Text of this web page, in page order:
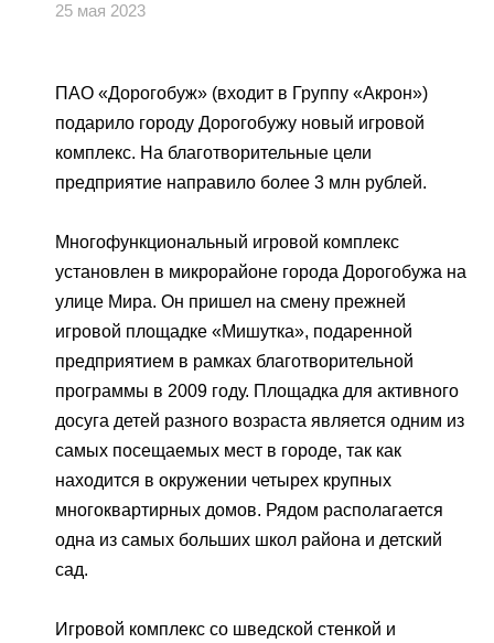
ПАО «Дорогобуж»
Yong Sheng Feng
Acron Argentina S.R.L
ООО «Плодородие»
ООО «АйТиОфис»
Качество
Торгово-сбытовая политика
Акционерам
Раскрытие информации
Информация для инвесторов
Аналитикам
Забота о сотрудниках
Национальный Институт
Корпоративной Реформы
Профессиональные стандарты
Пресс-центр
Видео
Фотогалерея
Карьера
Вакансии
Практика
youtube telegram
25 мая 2023
ПАО «Дорогобуж» (входит в Группу «Акрон»)
подарило городу Дорогобужу новый игровой
комплекс. На благотворительные цели
предприятие направило более 3 млн рублей.
Многофункциональный игровой комплекс
установлен в микрорайоне города Дорогобужа на
улице Мира. Он пришел на смену прежней
игровой площадке «Мишутка», подаренной
предприятием в рамках благотворительной
программы в 2009 году. Площадка для активного
досуга детей разного возраста является одним из
самых посещаемых мест в городе, так как
находится в окружении четырех крупных
многоквартирных домов. Рядом располагается
одна из самых больших школ района и детский
сад.
Игровой комплекс со шведской стенкой и